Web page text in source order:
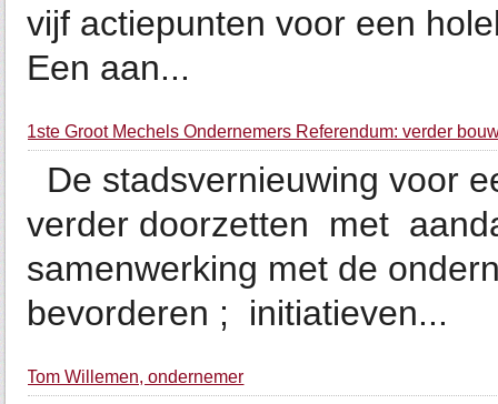
vijf actiepunten voor een
Een aan...
1ste Groot Mechels Ondernemers Referendum: verder
De stadsvernieuwing voor
verder doorzetten met
samenwerking met de
bevorderen ; initiatieven...
Tom Willemen, ondernemer